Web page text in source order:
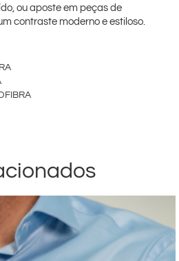
ou aposte em peças de
contraste moderno e estiloso.